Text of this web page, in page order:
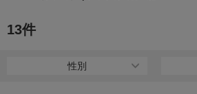
13件
性別